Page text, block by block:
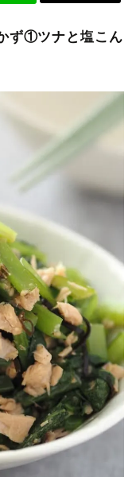
ず①ツナと塩こん